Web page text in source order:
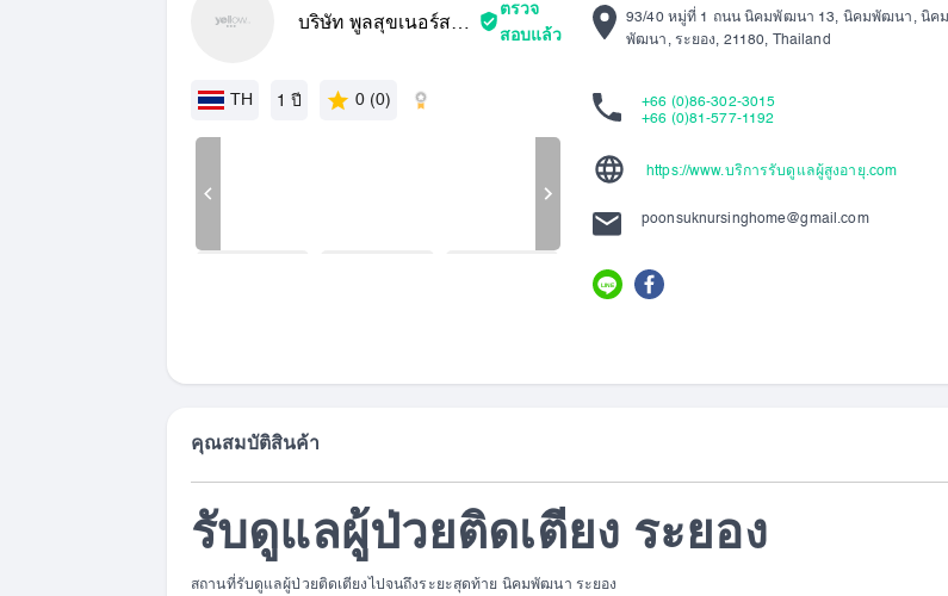
บริษัท พูลสุขเนอร์สซิ่ง
ตรวจ
สอบแล้ว
TH 1 ปี 0 (0)
93/40 หมู่ที่ 1 ถนน นิคมพัฒนา 13, นิคมพัฒนา, นิคม
พัฒนา, ระยอง, 21180, Thailand
+66 (0)86-302-3015
+66 (0)81-577-1192
https://www.บริการรับดูแลผู้สูงอายุ.com
poonsuknursinghome@gmail.com
คุณสมบัติสินค้า
รับดูแลผู้ป่วยติดเตียง ระยอง
สถานที่รับดูแลผู้ป่วยติดเตียงไปจนถึงระยะสุดท้าย นิคมพัฒนา ระยอง